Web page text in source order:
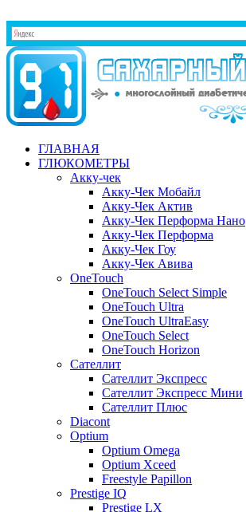
ГЛАВНАЯ
ГЛЮКОМЕТРЫ
Акку-чек
Акку-Чек Мобайл
Акку-Чек Актив
Акку-Чек Перформа Нано
Акку-Чек Перформа
Акку-Чек Гоу
Акку-Чек Авива
OneTouch
OneTouch Select Simple
OneTouch Ultra
OneTouch UltraEasy
OneTouch Select
OneTouch Horizon
Сателлит
Сателлит Экспресс
Сателлит Экспресс Мини
Сателлит Плюс
Diacont
Optium
Optium Omega
Optium Xceed
Freestyle Papillon
Prestige IQ
Prestige LX